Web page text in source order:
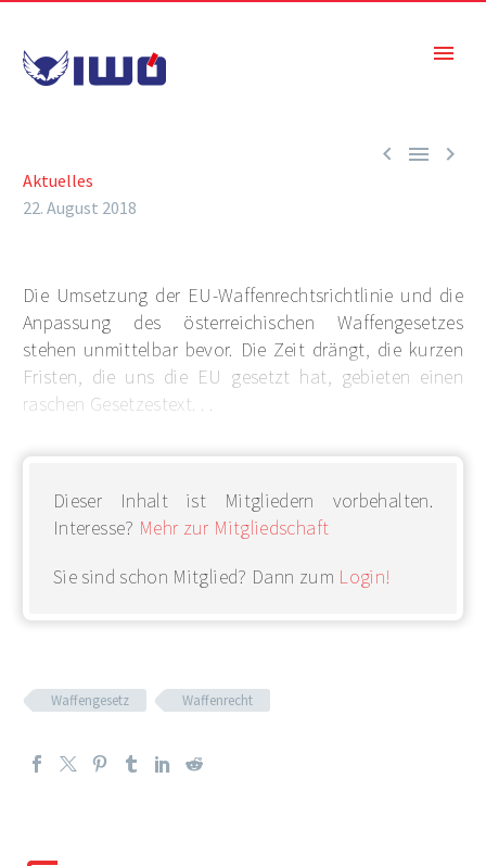
  
Aktuelles
22. August 2018
Die Umsetzung der EU-Waffenrechtsrichtlinie und die
Anpassung des österreichischen Waffengesetzes
stehen unmittelbar bevor. Die Zeit drängt, die kurzen
Fristen, die uns die EU gesetzt hat, gebieten einen
raschen Gesetzestext. . .
Dieser Inhalt ist Mitgliedern vorbehalten.
Interesse? Mehr zur Mitgliedschaft
Sie sind schon Mitglied? Dann zum Login!
Waffengesetz Waffenrecht